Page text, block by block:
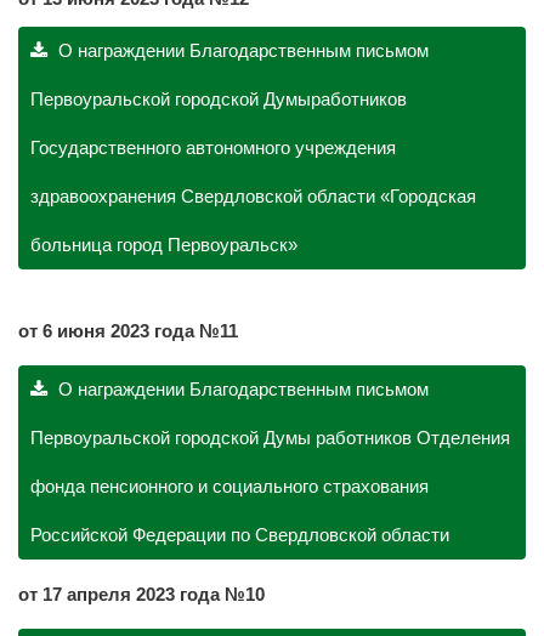
О награждении Благодарственным письмом
Первоуральской городской Думыработников
Государственного автономного учреждения
здравоохранения Свердловской области «Городская
больница город Первоуральск»
от 6 июня 2023 года №11
О награждении Благодарственным письмом
Первоуральской городской Думы работников Отделения
фонда пенсионного и социального страхования
Российской Федерации по Свердловской области
от 17 апреля 2023 года №10